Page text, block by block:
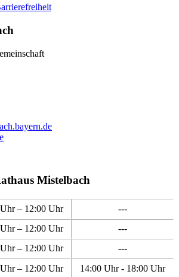
Mistelbach
– 12:00 Uhr
---
– 12:00 Uhr
---
– 12:00 Uhr
---
– 12:00 Uhr
14:00 Uhr - 18:00 Uhr